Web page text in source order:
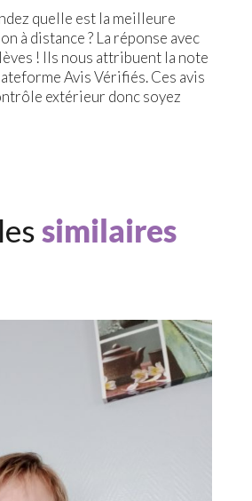
quelle est la meilleure
à distance ? La réponse avec
! Ils nous attribuent la note
Avis Vérifiés. Ces avis
extérieur donc soyez
similaires